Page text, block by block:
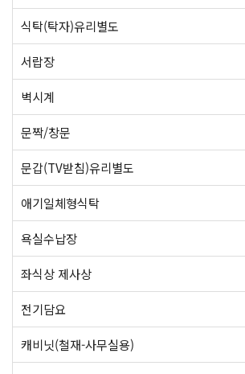
식탁(탁자)유리별도
서랍장
벽시계
문짝/창문
문갑(TV받침)유리별도
애기일체형식탁
욕실수납장
좌식상 제사상
전기담요
캐비닛(철재-사무실용)